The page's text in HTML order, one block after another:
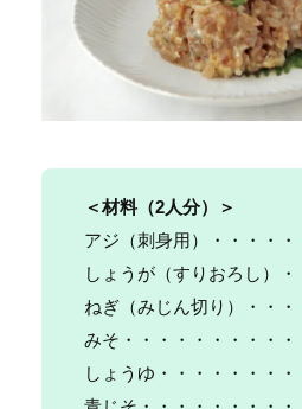
＜材料（2人分）＞
アジ（刺身用）・・・・・
しょうが（すりおろし）
ねぎ（みじん切り）・・・
みそ・・・・・・・・・・
しょうゆ・・・・・・・